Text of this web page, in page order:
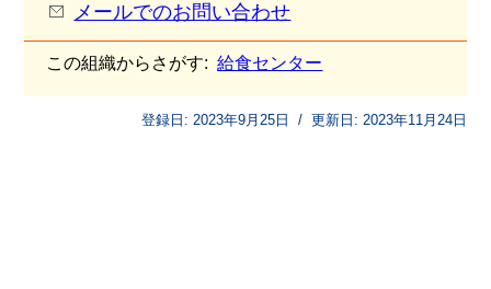
メールでのお問い合わせ
この組織からさがす:給食センター
登録日: 2023年9月25日 / 更新日: 2023年11月24日